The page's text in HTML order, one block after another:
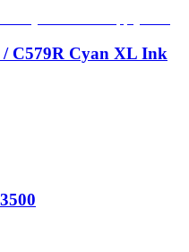
C579R Cyan XL Ink